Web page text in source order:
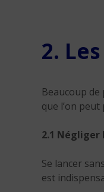
2.
Beaucoup de
que l’on
2.1
Se lancer sans
est